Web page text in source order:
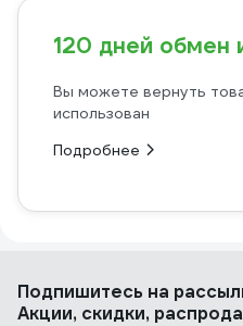
120 дней обмен
Вы можете вернуть
использован
Подробнее
Подпишитесь на
Акции, скидки,